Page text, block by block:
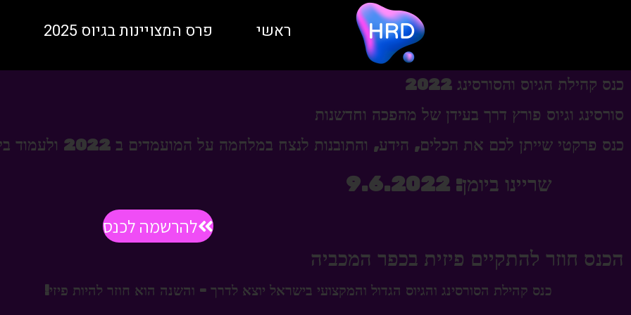
ראשי פרס המצויינות בגיוס 2025
כנס קהילת הגיוס והסורסינג 2022
סורסינג וגיוס פורץ דרך בעידן של מהפכה וחדשנות ​
כנס פרקטי שייתן לכם את הכלים, הידע, והתובנות לנצח במלחמה על המועמדים ב 2022 ולעמוד ביעדי הארגון
שריינו ביומן: 9.6.2022
להרשמה לכנס
הכנס חוזר להתקיים פיזית בכפר המכביה
כנס קהילת הסורסינג והגיוס הגדול והמקצועי בישראל יוצא לדרך - והשנה הוא חוזר להיות פיזי!